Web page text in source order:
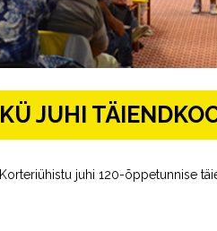
KÜ JUHI
Korteriühistu juhi 120-õppetunnise